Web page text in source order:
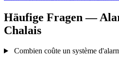
Häufige Fragen —
Chalais
Combien coûte un système